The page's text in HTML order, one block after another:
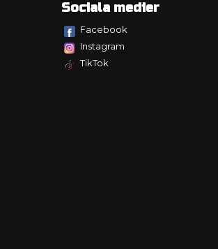
Sociala medier
Facebook
Instagram
TikTok